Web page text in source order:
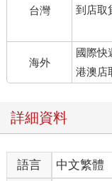
台灣
到店取
海外
國際快
港澳店
詳細資料
語言 中文繁體